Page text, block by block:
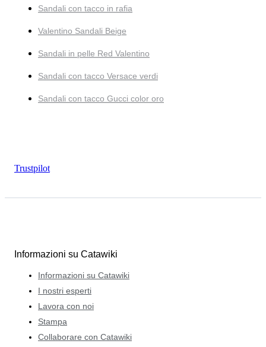
Sandali con tacco in rafia
Valentino Sandali Beige
Sandali in pelle Red Valentino
Sandali con tacco Versace verdi
Sandali con tacco Gucci color oro
Trustpilot
Informazioni su Catawiki
Informazioni su Catawiki
I nostri esperti
Lavora con noi
Stampa
Collaborare con Catawiki